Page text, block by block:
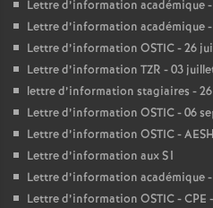
Lettre d’information académique -
Lettre d’information académique
Lettre d’information OSTIC - 26
Lettre d’information TZR - 03
lettre d’information stagiaires -
Lettre d’information OSTIC - 06
Lettre d’information OSTIC -
Lettre d’information aux S1
Lettre d’information académique
Lettre d’information OSTIC - CPE